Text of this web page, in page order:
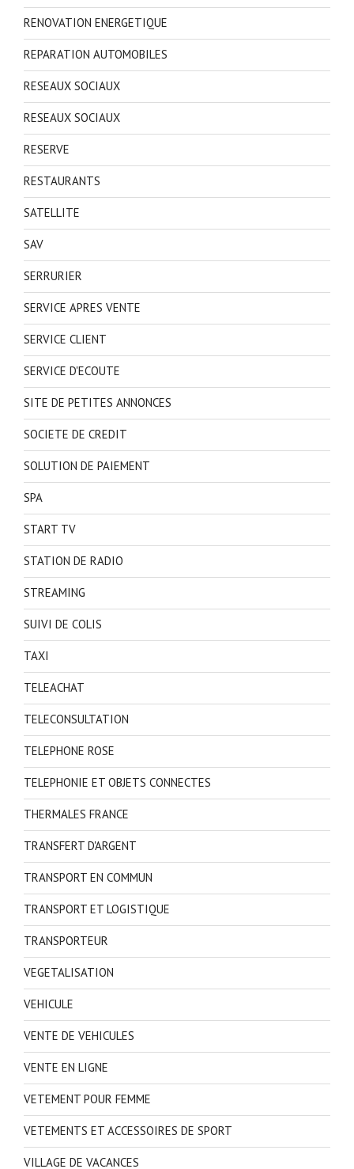
RENOVATION ENERGETIQUE
REPARATION AUTOMOBILES
RESEAUX SOCIAUX
RESEAUX SOCIAUX
RESERVE
RESTAURANTS
SATELLITE
SAV
SERRURIER
SERVICE APRES VENTE
SERVICE CLIENT
SERVICE D'ECOUTE
SITE DE PETITES ANNONCES
SOCIETE DE CREDIT
SOLUTION DE PAIEMENT
SPA
START TV
STATION DE RADIO
STREAMING
SUIVI DE COLIS
TAXI
TELEACHAT
TELECONSULTATION
TELEPHONE ROSE
TELEPHONIE ET OBJETS CONNECTES
THERMALES FRANCE
TRANSFERT D'ARGENT
TRANSPORT EN COMMUN
TRANSPORT ET LOGISTIQUE
TRANSPORTEUR
VEGETALISATION
VEHICULE
VENTE DE VEHICULES
VENTE EN LIGNE
VETEMENT POUR FEMME
VETEMENTS ET ACCESSOIRES DE SPORT
VILLAGE DE VACANCES